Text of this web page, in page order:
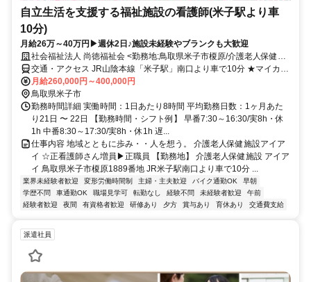
自立生活を支援する福祉施設の看護師(米子駅より車
10分)
月給26万～40万円▶週休2日♪施設未経験やブランクも大歓迎
社会福祉法人 尚徳福祉会 <勤務地:鳥取県米子市榎原/介護老人保健施
設アイアイ>
交通・アクセス JR山陰本線「米子駅」南口より車で10分 ★マイカー
通勤OK
月給260,000円～400,000円
鳥取県米子市
勤務時間詳細 実働時間：1日あたり8時間 平均勤務日数：1ヶ月あた
り21日 〜 22日 【勤務時間・シフト例】 早番7:30～16:30/実8h・休
1h 中番8:30～17:30/実8h・休1h 遅...
仕事内容 地域とともに歩み・・人を想う。 介護老人保健施設アイア
イ ☆正看護師さん増員▶正職員 【勤務地】 介護老人保健施設 アイア
イ 鳥取県米子市榎原1889番地 JR米子駅南口より車で10分 ...
業界未経験者歓迎 変形労働時間制 主婦・主夫歓迎 バイク通勤OK
早朝
学歴不問
車通勤OK 職場見学可 転勤なし 経験不問 未経験者歓迎
午前
経験者歓迎
夜間 有資格者歓迎 研修あり 夕方 賞与あり 育休あり 交通費支給
派遣社員